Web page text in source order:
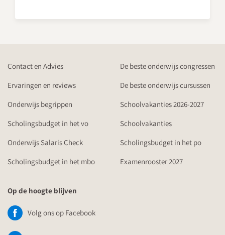
Contact en Advies
De beste onderwijs congressen
Ervaringen en reviews
De beste onderwijs cursussen
Onderwijs begrippen
Schoolvakanties 2026-2027
Scholingsbudget in het vo
Schoolvakanties
Onderwijs Salaris Check
Scholingsbudget in het po
Scholingsbudget in het mbo
Examenrooster 2027
Op de hoogte blijven
Volg ons op Facebook